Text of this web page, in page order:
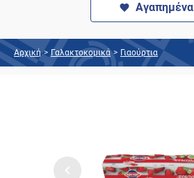
Αγαπημένα
Αρχική > Γαλακτοκομικά > Γιαούρτια